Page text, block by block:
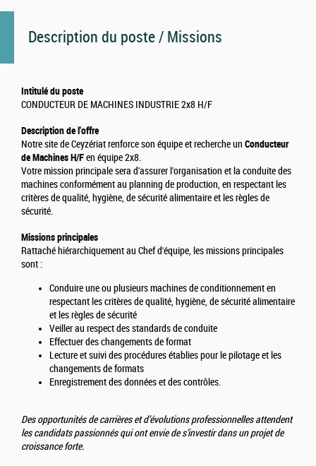
Description du poste / Missions
Intitulé du poste
CONDUCTEUR DE MACHINES INDUSTRIE 2x8 H/F
Description de l'offre
Notre site de Ceyzériat renforce son équipe et recherche un Conducteur
de Machines H/Fen équipe 2x8.
Votre mission principale sera d'assurer l'organisation et la conduite des
machines conformément au planning de production, en respectant les
critères de qualité, hygiène, de sécurité alimentaire et les règles de
sécurité.
Missions principales
Rattaché hiérarchiquement au Chef d'équipe, les missions principales
sont :
Conduire une ou plusieurs machines de conditionnement en
respectant les critères de qualité, hygiène, de sécurité alimentaire
et les règles de sécurité
Veiller au respect des standards de conduite
Effectuer des changements de format
Lecture et suivi des procédures établies pour le pilotage et les
changements de formats
Enregistrement des données et des contrôles.
Des opportunités de carrières et d’évolutions professionnelles attendent
les candidats passionnés qui ont envie de s’investir dans un projet de
croissance forte.